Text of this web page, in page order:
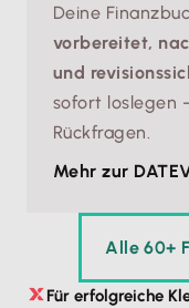
Deine
vorbereitet,
und
sofort loslegen
Rückfragen.
Mehr zur
Alle 60+
Für erfolgreiche